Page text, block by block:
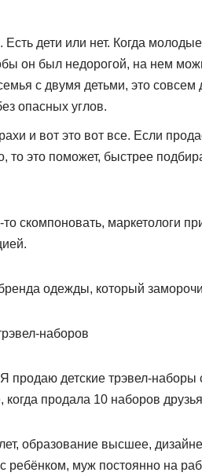
дети или нет. Когда
он был недорогой, на нем
с двумя детьми, это
опасных углов.
и вот это вот все. Если
то это поможет, быстрее
скомпоновать, маркетологи
одежды, который
наборов
продаю детские трэвел-наборы
когда продала 10 наборов
образование высшее,
ребёнком, муж постоянно на